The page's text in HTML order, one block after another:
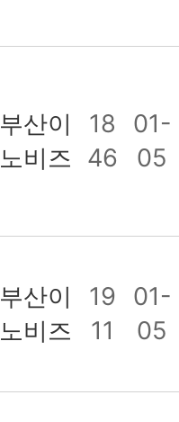
부산이
노비즈
18
46
01-
05
부산이
노비즈
19
11
01-
05